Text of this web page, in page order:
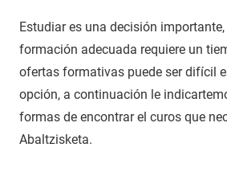
Estudiar es una decisión importante,
formación adecuada requiere un
ofertas formativas puede ser difícil
opción, a continuación le
formas de encontrar el curos que
Abaltzisketa.